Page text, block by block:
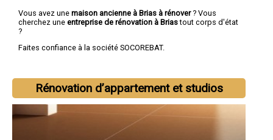
Vous avez une maison ancienne à Brias à rénover? Vous
cherchez une entreprise de rénovation à Briastout corps d'état
?
Faites confiance à la société SOCOREBAT.
Rénovation d’appartement et studios